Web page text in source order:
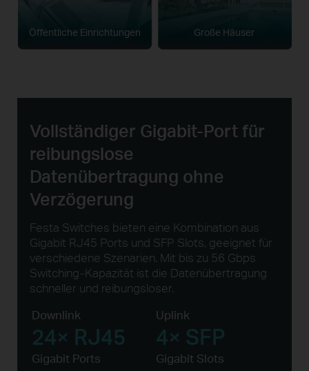
Öffentliche Einrichtungen Große Häuser
Vollständiger Gigabit-Port für
reibungslose
Datenübertragung ohne
Verzögerung
Festa Switches bieten eine Kombination aus
Gigabit RJ45 Ports und SFP Slots, geeignet für
verschiedene Szenarien. Mit bis zu 56 Gbps
Switching-Kapazität ist die Datenübertragung
schneller und reibungsloser.
Downlink
24× RJ45
Gigabit Ports
Uplink
4× SFP
Gigabit Slots